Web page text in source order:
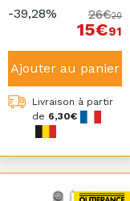
-39,28% 26€20
15€91
Ajouter au panier
Livraison à partir
de 6,30€